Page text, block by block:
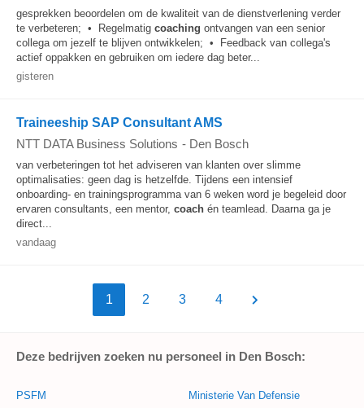
gesprekken beoordelen om de kwaliteit van de dienstverlening verder
te verbeteren; • Regelmatig coaching ontvangen van een senior
collega om jezelf te blijven ontwikkelen; • Feedback van collega's
actief oppakken en gebruiken om iedere dag beter...
gisteren
Traineeship SAP Consultant AMS
NTT DATA Business Solutions - Den Bosch
van verbeteringen tot het adviseren van klanten over slimme
optimalisaties: geen dag is hetzelfde. Tijdens een intensief
onboarding- en trainingsprogramma van 6 weken word je begeleid door
ervaren consultants, een mentor, coach én teamlead. Daarna ga je
direct...
vandaag
1 2 3 4
Deze bedrijven zoeken nu personeel in Den Bosch:
PSFM Ministerie Van Defensie